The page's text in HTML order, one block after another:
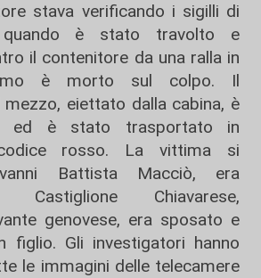
stava verificando i sigilli di
quando è stato travolto e
il contenitore da una ralla in
è morto sul colpo. Il
eiettato dalla cabina, è
ed è stato trasportato in
rosso. La vittima si
Battista Macciò, era
Chiavarese,
genovese, era sposato e
figlio. Gli investigatori hanno
le immagini delle telecamere